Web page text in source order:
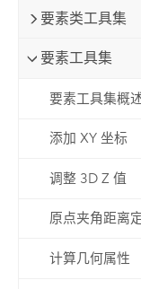
要素类工具集
要素工具集
要素工具集概
添加 XY 坐标
调整 3D Z 值
原点夹角距离
计算几何属性